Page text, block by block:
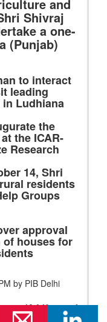
बनी हुई है; जुलाई
की गई है
कोयला खनन सुधारों और
किया
पर कोई छूट या
संभावित कार्यक्रम घोषित